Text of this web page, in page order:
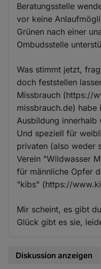
Beratungsstelle
vor keine
Grünen nach einer
Ombudsstelle
Was stimmt jetzt,
doch feststellen
Missbrauch (https://
missbrauch.de) habe
Ausbildung innerhalb
Und speziell für
privaten (also weder
Verein "Wildwasser
für männliche Opfer
"kibs" (https://
Mir scheint, es gibt
Glück gibt es sie,
Diskussion anzeigen